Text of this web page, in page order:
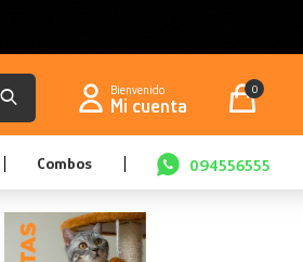
Combos 094556555
0